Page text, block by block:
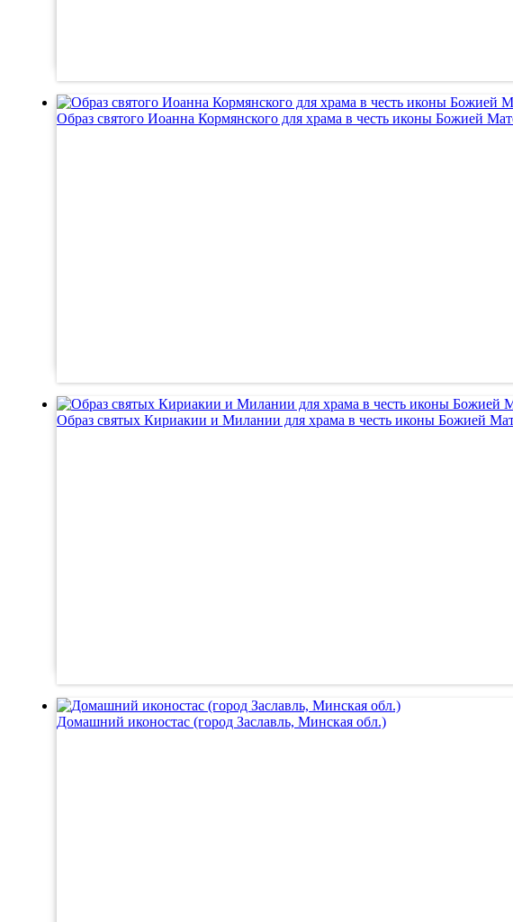
Образ святого Иоанна Кормянского для храма в честь иконы Божией
Образ святых Кириакии и Милании для храма в честь иконы Божией
Домашний иконостас (город Заславль, Минская обл.)